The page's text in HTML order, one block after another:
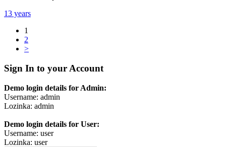
13 years
1
2
>
Sign In to your Account
Demo login details for Admin:
Username: admin
Lozinka: admin
Demo login details for User:
Username: user
Lozinka: user